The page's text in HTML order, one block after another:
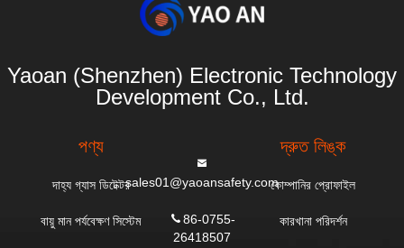
Yaoan (Shenzhen) Electronic Technology
Development Co., Ltd.
পণ্য
দাহ্য গ্যাস ডিটেক্টর
বায়ু মান পর্যবেক্ষণ সিস্টেম
sales01@yaoansafety.com
86-0755-
26418507
দ্রুত লিঙ্ক
কোম্পানির প্রোফাইল
কারখানা পরিদর্শন